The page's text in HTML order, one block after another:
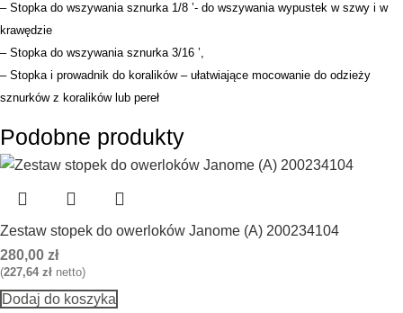
– Stopka do wszywania sznurka 1/8 ’- do wszywania wypustek w szwy i w
krawędzie
– Stopka do wszywania sznurka 3/16 ’,
– Stopka i prowadnik do koralików – ułatwiające mocowanie do odzieży
sznurków z koralików lub pereł
Podobne produkty
Zestaw stopek do owerloków Janome (A) 200234104
280,00 zł
(227,64 zł netto)
Dodaj do koszyka